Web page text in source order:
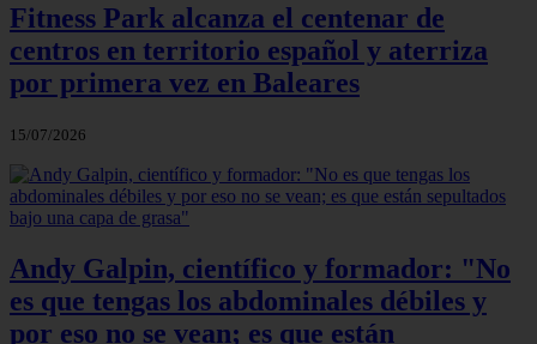
Fitness Park alcanza el centenar de
centros en territorio español y aterriza
por primera vez en Baleares
15/07/2026
Andy Galpin, científico y formador: "No
es que tengas los abdominales débiles y
por eso no se vean; es que están